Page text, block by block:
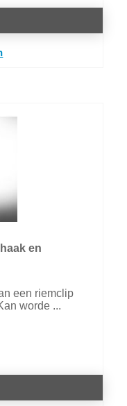
en
een riemclip
worde ...